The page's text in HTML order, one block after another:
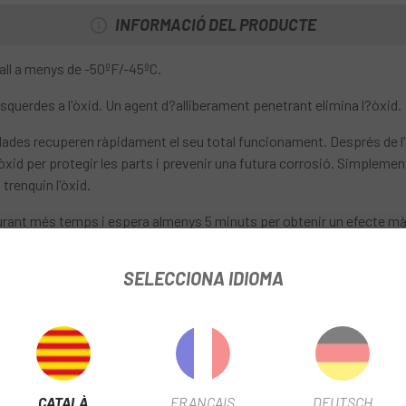
INFORMACIÓ DEL PRODUCTE
a menys de -50ºF/-45ºC.
a l'òxid. Un agent d?alliberament penetrant elimina l?òxid.
recuperen ràpidament el seu total funcionament. Després
per protegir les parts i prevenir una futura corrosió.
l'òxid.
més temps i espera almenys 5 minuts per obtenir un efecte
SELECCIONA IDIOMA
CATALÀ FRANÇAIS DEUTSCH